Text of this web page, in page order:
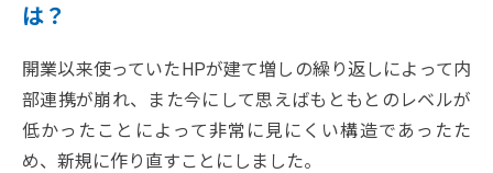
は？
開業以来使っていたHPが建て増しの繰り返しによって内
部連携が崩れ、また今にして思えばもともとのレベルが
低かったことによって非常に見にくい構造であったた
め、新規に作り直すことにしました。